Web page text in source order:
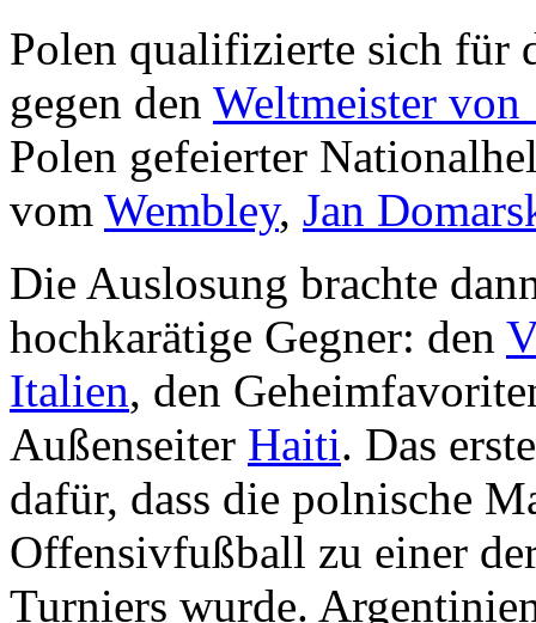
Polen qualifizierte sich für
gegen den Weltmeister von
Polen gefeierter
vom Wembley, Jan
Die Auslosung brachte
hochkarätige Gegner: den
Italien, den
Außenseiter Haiti. Das
dafür, dass die polnische
Offensivfußball zu einer
Turniers wurde.